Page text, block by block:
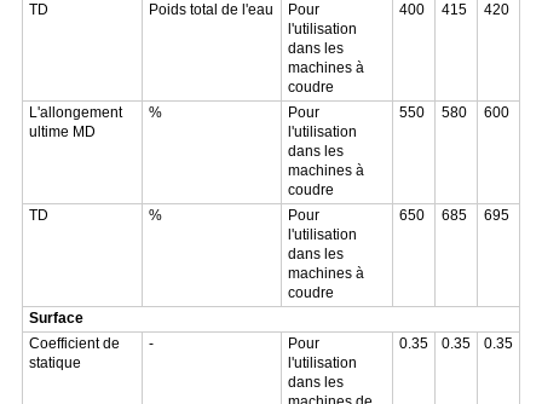
TD Poids total de l'eau
Pour
l'utilisation
dans les
machines à
coudre
400 415 420
L'allongement
ultime MD
%
Pour
l'utilisation
dans les
machines à
coudre
550 580 600
TD %
Pour
l'utilisation
dans les
machines à
coudre
650 685 695
Surface
Coefficient de
statique
-
Pour
l'utilisation
dans les
0.35 0.35 0.35